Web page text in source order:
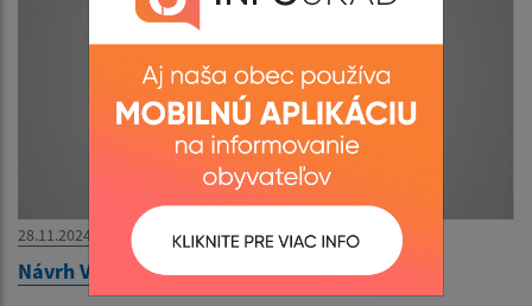
28.11.2024
Návrh VZN o miestnych daniach